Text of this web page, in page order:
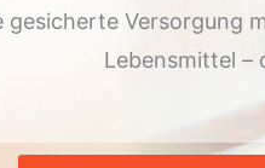
gesicherte Versorgung
Lebensmittel –